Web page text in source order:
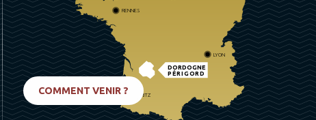
DORDOGNE
PÉRIGORD
RENNES
LYON
BIARRITZ
COMMENT VENIR ?